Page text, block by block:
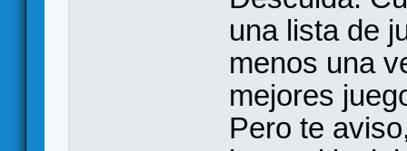
una lista de
menos una
mejores
Pero te